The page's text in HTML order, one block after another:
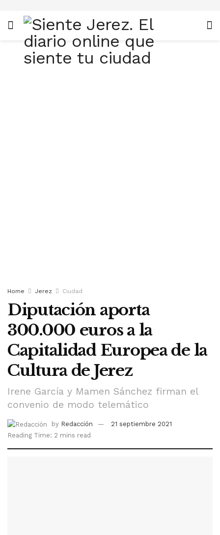
Home Jerez Ciudad
Diputación aporta
300.000 euros a la
Capitalidad Europea de la
Cultura de Jerez
Irene García y Mamen Sánchez firman el
convenio de modo telemático
by Redacción
21 septiembre 2021
Reading Time: 2 mins read